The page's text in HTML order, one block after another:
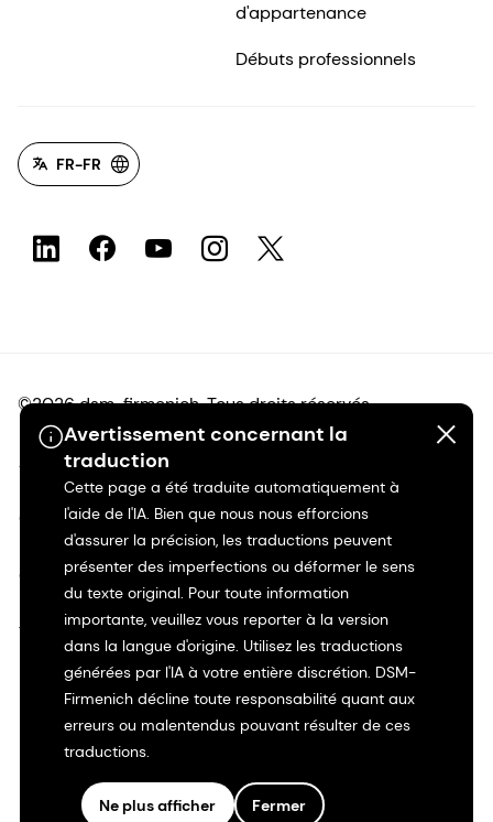
Avertissement concernant la
traduction
Cette page a été traduite automatiquement à
l'aide de l'IA. Bien que nous nous efforcions
d'assurer la précision, les traductions peuvent
présenter des imperfections ou déformer le sens
du texte original. Pour toute information
importante, veuillez vous reporter à la version
dans la langue d'origine. Utilisez les traductions
générées par l'IA à votre entière discrétion. DSM-
Firmenich décline toute responsabilité quant aux
erreurs ou malentendus pouvant résulter de ces
traductions.
Ne plus afficher Fermer
d'appartenance
Débuts professionnels
FR-FR
©2026 dsm-firmenich. Tous droits réservés.
Avis de confidentialité
Conditions d'utilisation
Conditions d'utilisation
Transparence en Californie
Déclaration d'accessibilité
Informations juridiques
Plan du site